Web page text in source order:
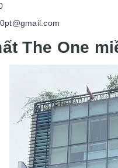
The One